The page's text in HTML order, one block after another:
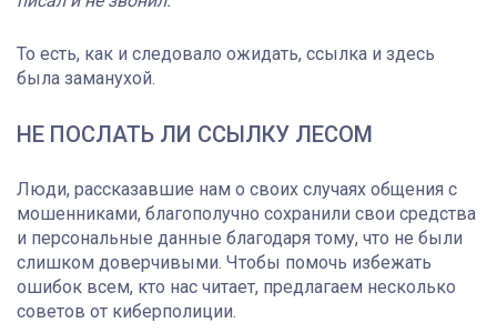
То есть, как и следовало ожидать, ссылка и здесь
была заманухой.
НЕ ПОСЛАТЬ ЛИ ССЫЛКУ ЛЕСОМ
Люди, рассказавшие нам о своих случаях общения с
мошенниками, благополучно сохранили свои средства
и персональные данные благодаря тому, что не были
слишком доверчивыми. Чтобы помочь избежать
ошибок всем, кто нас читает, предлагаем несколько
советов от киберполиции.